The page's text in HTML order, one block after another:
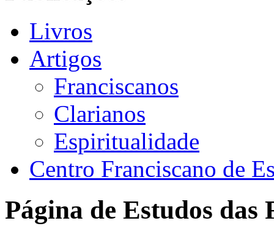
Livros
Artigos
Franciscanos
Clarianos
Espiritualidade
Centro Franciscano de
Página de Estudos das